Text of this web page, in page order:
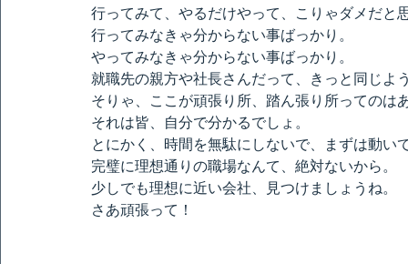
行ってみて、やるだけやって、こりゃダメだと
行ってみなきゃ分からない事ばっかり。
やってみなきゃ分からない事ばっかり。
就職先の親方や社長さんだって、きっと同じよ
そりゃ、ここが頑張り所、踏ん張り所ってのは
それは皆、自分で分かるでしょ。
とにかく、時間を無駄にしないで、まずは動い
完璧に理想通りの職場なんて、絶対ないから。
少しでも理想に近い会社、見つけましょうね。
さあ頑張って！